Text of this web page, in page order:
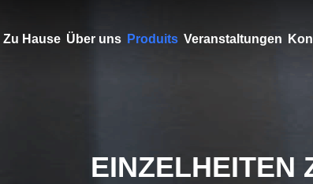
Zu Hause Über uns Produits Veranstaltungen
EINZELHEITEN